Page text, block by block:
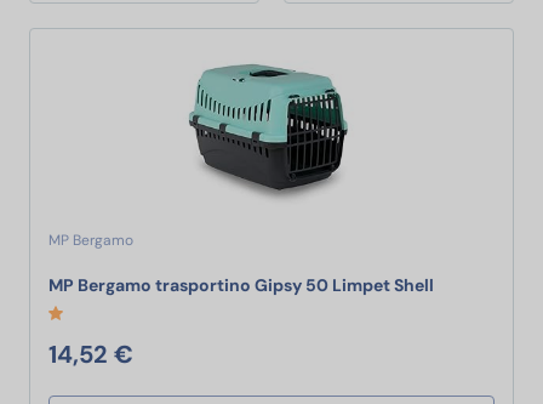
MP Bergamo
MP Bergamo trasportino Gipsy 50 Limpet Shell
14,52 €